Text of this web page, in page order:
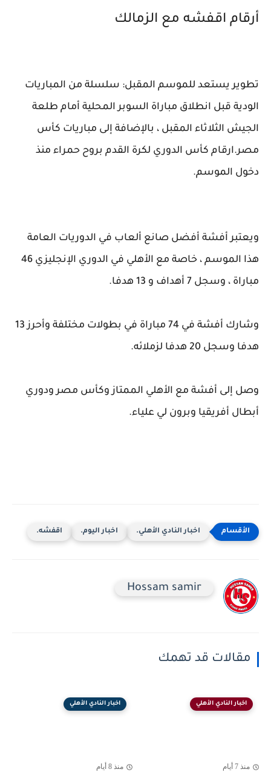
أرقام اقفشه مع الزمالك
تطوير يستعد للموسم المقبل: سلسلة من المباريات
الودية قبل انطلاق مباراة السوبر المحلية أمام طلعة
الجيش الثلاثاء المقبل ، بالإضافة إلى مباريات كأس
مصر.ارقام كأس الدوري لكرة القدم بروح حمراء منذ
دخول الموسم.
ويعتبر أفشة أفضل صانع ألعاب في الدوريات العامة
هذا الموسم ، خاصة مع الأهلي في الدوري الإنجليزي 46
مباراة ، وسجل 7 أهداف و 13 هدفا.
وشارك أفشة في 74 مباراة في بطولات مختلفة وأحرز 13
هدفا وسجل 20 هدفا لزملائه.
وصل إلى أفشة مع الأهلي الممتاز وكأس مصر ودوري
أبطال أفريقيا وبرون لي علياء.
اخبار النادي الأهلي. اخبار اليوم. اقفشه.
Hossam samir
مقالات قد تهمك
اخبار النادي الأهلي
منذ 7 أيام
اخبار النادي الأهلي
منذ 8 أيام